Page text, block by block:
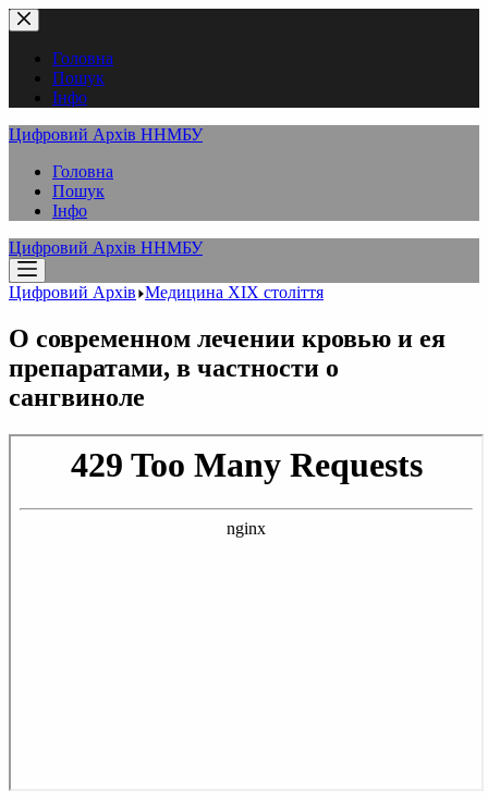
Перейти
до
вмістуГоловна
Пошук
Інфо
Цифровий Архів ННМБУ
Головна
Пошук
Інфо
Цифровий Архів ННМБУ
Цифровий Архів Медицина XІX століття
О современном лечении кровью и ея
препаратами, в частности о
сангвиноле